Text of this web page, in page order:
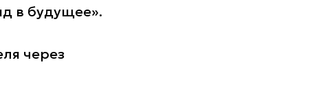
в будущее».
через